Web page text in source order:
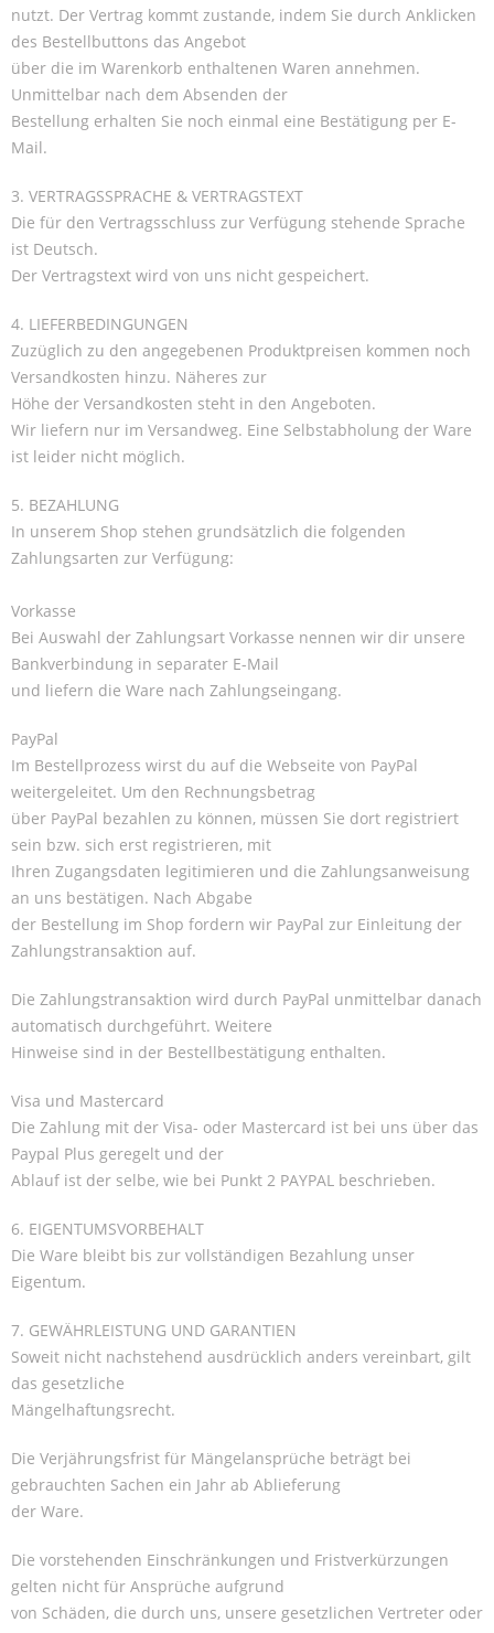
nutzt. Der Vertrag kommt zustande, indem Sie durch Anklicken
des Bestellbuttons das Angebot
über die im Warenkorb enthaltenen Waren annehmen.
Unmittelbar nach dem Absenden der
Bestellung erhalten Sie noch einmal eine Bestätigung per E-
Mail.
3. VERTRAGSSPRACHE & VERTRAGSTEXT
Die für den Vertragsschluss zur Verfügung stehende Sprache
ist Deutsch.
Der Vertragstext wird von uns nicht gespeichert.
4. LIEFERBEDINGUNGEN
Zuzüglich zu den angegebenen Produktpreisen kommen noch
Versandkosten hinzu. Näheres zur
Höhe der Versandkosten steht in den Angeboten.
Wir liefern nur im Versandweg. Eine Selbstabholung der Ware
ist leider nicht möglich.
5. BEZAHLUNG
In unserem Shop stehen grundsätzlich die folgenden
Zahlungsarten zur Verfügung:
Vorkasse
Bei Auswahl der Zahlungsart Vorkasse nennen wir dir unsere
Bankverbindung in separater E-Mail
und liefern die Ware nach Zahlungseingang.
PayPal
Im Bestellprozess wirst du auf die Webseite von PayPal
weitergeleitet. Um den Rechnungsbetrag
über PayPal bezahlen zu können, müssen Sie dort registriert
sein bzw. sich erst registrieren, mit
Ihren Zugangsdaten legitimieren und die Zahlungsanweisung
an uns bestätigen. Nach Abgabe
der Bestellung im Shop fordern wir PayPal zur Einleitung der
Zahlungstransaktion auf.
Die Zahlungstransaktion wird durch PayPal unmittelbar danach
automatisch durchgeführt. Weitere
Hinweise sind in der Bestellbestätigung enthalten.
Visa und Mastercard
Die Zahlung mit der Visa- oder Mastercard ist bei uns über das
Paypal Plus geregelt und der
Ablauf ist der selbe, wie bei Punkt 2 PAYPAL beschrieben.
6. EIGENTUMSVORBEHALT
Die Ware bleibt bis zur vollständigen Bezahlung unser
Eigentum.
7. GEWÄHRLEISTUNG UND GARANTIEN
Soweit nicht nachstehend ausdrücklich anders vereinbart, gilt
das gesetzliche
Mängelhaftungsrecht.
Die Verjährungsfrist für Mängelansprüche beträgt bei
gebrauchten Sachen ein Jahr ab Ablieferung
der Ware.
Die vorstehenden Einschränkungen und Fristverkürzungen
gelten nicht für Ansprüche aufgrund
von Schäden, die durch uns, unsere gesetzlichen Vertreter oder